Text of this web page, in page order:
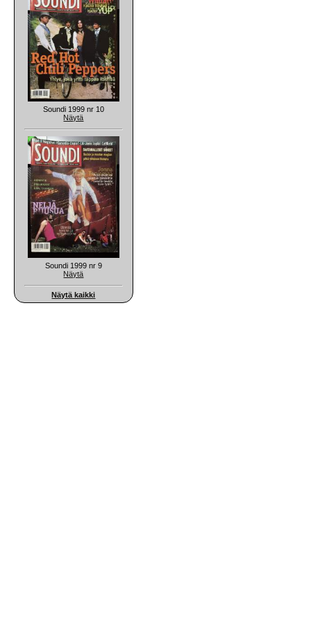
Soundi 1999 nr 10
Näytä
Soundi 1999 nr 9
Näytä
Näytä kaikki